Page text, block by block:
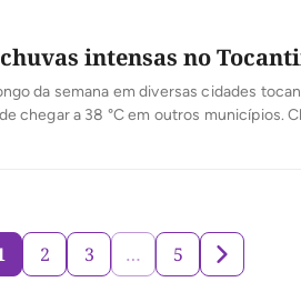
intensas no
da semana em diversas cidades
chegar a 38 °C em outros municípios.
2 3 … 5